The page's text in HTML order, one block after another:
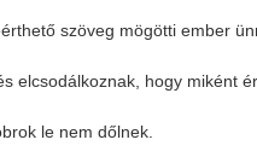
szöveg mögötti ember
elcsodálkoznak, hogy miként
le nem dőlnek.